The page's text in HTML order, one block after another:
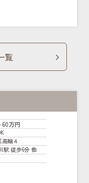
覧
60万円
輪４
駅 徒歩6分 他